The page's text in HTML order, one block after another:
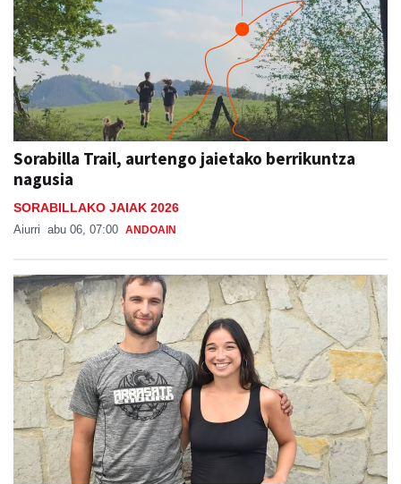
Sorabilla Trail, aurtengo jaietako berrikuntza
nagusia
SORABILLAKO JAIAK 2026
Aiurri abu 06, 07:00 ANDOAIN